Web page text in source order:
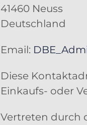
41460 Neuss
Deutschland
Email:
Diese
Einkaufs- oder
Vertreten durch